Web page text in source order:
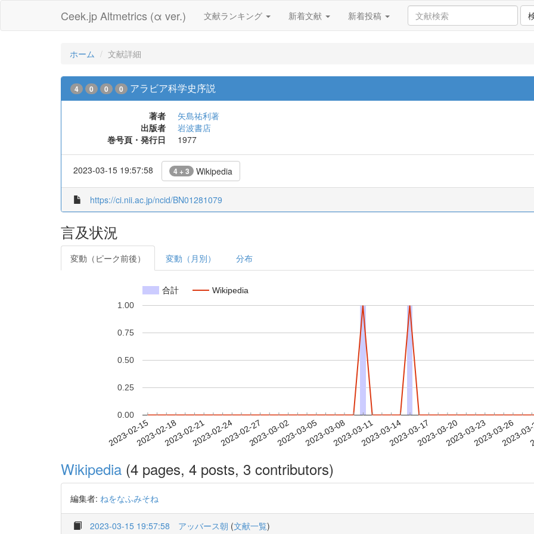
Ceek.jp Altmetrics (α ver.) 文献ランキング 新着文献 新着投稿
ホーム 文献詳細
4 0 0 0 アラビア科学史序説
著者
矢島祐利著
出版者
岩波書店
巻号頁・発行日
1977
2023-03-15 19:57:58 4 + 3 Wikipedia
https://ci.nii.ac.jp/ncid/BN01281079
言及状況
変動（ピーク前後） 変動（月別） 分布
合計 Wikipedia
2023-02-152023-02-182023-02-212023-02-242023-02-272023-03-022023-03-052023-03-082023-03-112023-03-142023-03-172023-03-202023-03-232023-03-26
2023-
0.00
0.25
0.50
0.75
1.00
Wikipedia (4 pages, 4 posts, 3 contributors)
編集者: ねをなふみそね
2023-03-15 19:57:58 アッバース朝 (文献一覧)